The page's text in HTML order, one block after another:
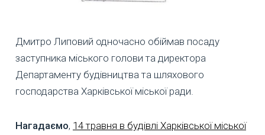
Дмитро Липовий одночасно обіймав посаду
заступника міського голови та директора
Департаменту будівництва та шляхового
господарства Харківської міської ради.
Нагадаємо, 14 травня в будівлі Харківської міської